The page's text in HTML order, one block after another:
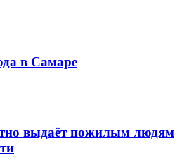
в Самаре
выдаёт пожилым людям